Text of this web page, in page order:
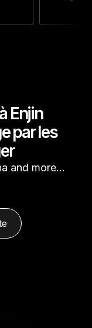
Enjin
par les
and more…